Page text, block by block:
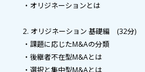
・オリジネーションとは
2. オリジネーション 基礎編 (32分)
・課題に応じたM&Aの分類
・後継者不在型M&Aとは